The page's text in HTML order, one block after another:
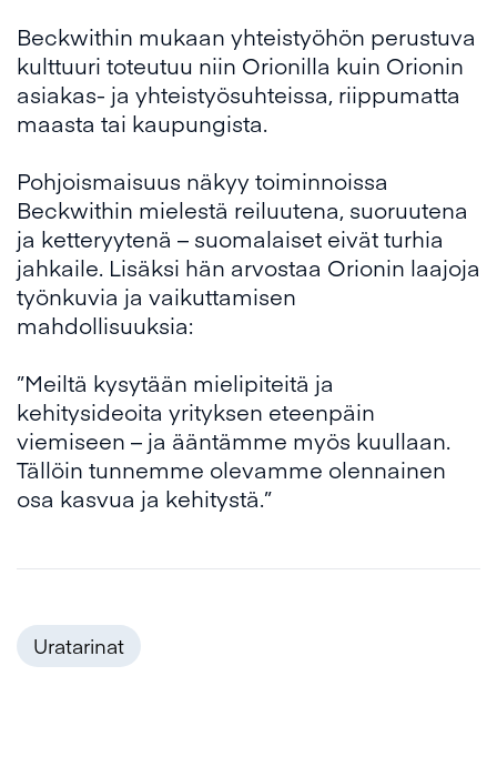
Beckwithin mukaan yhteistyöhön perustuva
kulttuuri toteutuu niin Orionilla kuin Orionin
asiakas- ja yhteistyösuhteissa, riippumatta
maasta tai kaupungista.
Pohjoismaisuus näkyy toiminnoissa
Beckwithin mielestä reiluutena, suoruutena
ja ketteryytenä – suomalaiset eivät turhia
jahkaile. Lisäksi hän arvostaa Orionin laajoja
työnkuvia ja vaikuttamisen
mahdollisuuksia:
”Meiltä kysytään mielipiteitä ja
kehitysideoita yrityksen eteenpäin
viemiseen – ja ääntämme myös kuullaan.
Tällöin tunnemme olevamme olennainen
osa kasvua ja kehitystä.”
Uratarinat